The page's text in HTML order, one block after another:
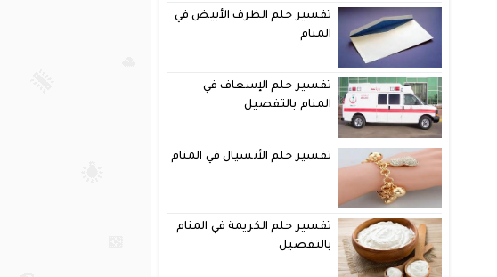
تفسير حلم الظرف الأبيض في
المنام
تفسير حلم الإسعاف في
المنام بالتفصيل
تفسير حلم الأنسيال في المنام
تفسير حلم الكريمة في المنام
بالتفصيل